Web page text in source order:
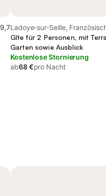
9,7Ladoye-sur-Seille,
Jura
Gîte für 2 Personen, mit
Garten sowie Ausblick
Kostenlose Stornierung
ab68 €pro Nacht